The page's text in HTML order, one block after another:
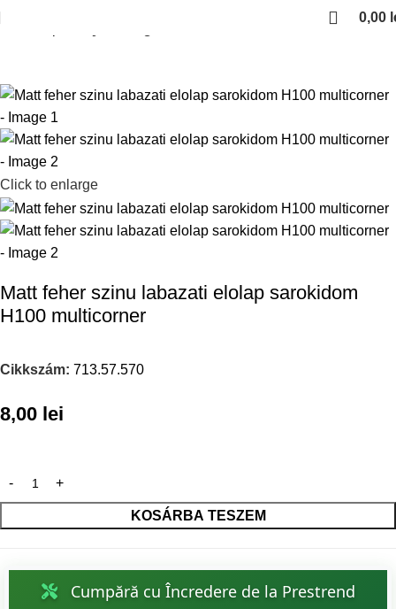
0,00
Click to enlarge
Matt feher szinu labazati elolap sarokidom
H100 multicorner
Cikkszám: 713.57.570
8,00 lei
KOSÁRBA TESZEM
Cumpără cu Încredere de la Prestrend